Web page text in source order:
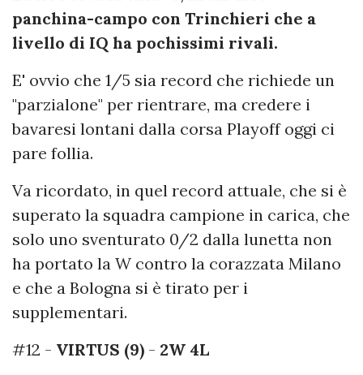
panchina-campo con Trinchieri che a
livello di IQ ha pochissimi rivali.
E' ovvio che 1/5 sia record che richiede un
"parzialone" per rientrare, ma credere i
bavaresi lontani dalla corsa Playoff oggi ci
pare follia.
Va ricordato, in quel record attuale, che si è
superato la squadra campione in carica, che
solo uno sventurato 0/2 dalla lunetta non
ha portato la W contro la corazzata Milano
e che a Bologna si è tirato per i
supplementari.
#12 - VIRTUS (9) - 2W 4L